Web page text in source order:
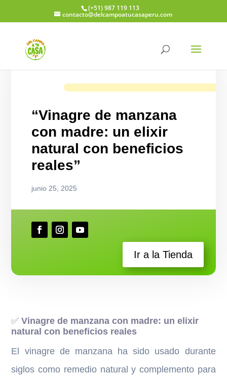
(+51) 987 119 113
contacto@delcampoatucasaperu.com
“Vinagre de manzana
con madre: un elixir
natural con beneficios
reales”
junio 25, 2025
Ir a la Tienda
✅ Vinagre de manzana con madre: un elixir
natural con beneficios reales
El vinagre de manzana ha sido usado durante
siglos como remedio natural y complemento para